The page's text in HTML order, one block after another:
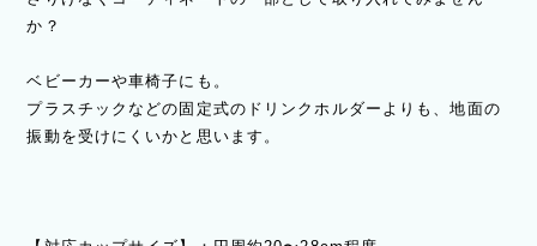
か？
ベビーカーや車椅子にも。
プラスチックなどの固定式のドリンクホルダーよりも、地面の
振動を受けにくいかと思います。